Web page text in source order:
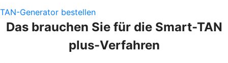
TAN-Generator bestellen
Das brauchen Sie für die Smart-TAN
plus-Verfahren